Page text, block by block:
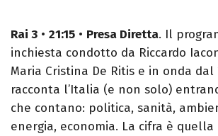
Rai 3 • 21:15 • Presa Diretta. Il
inchiesta condotto da Riccardo
Maria Cristina De Ritis e in onda dal
racconta l’Italia (e non solo)
che contano: politica, sanità,
energia, economia. La cifra è quella